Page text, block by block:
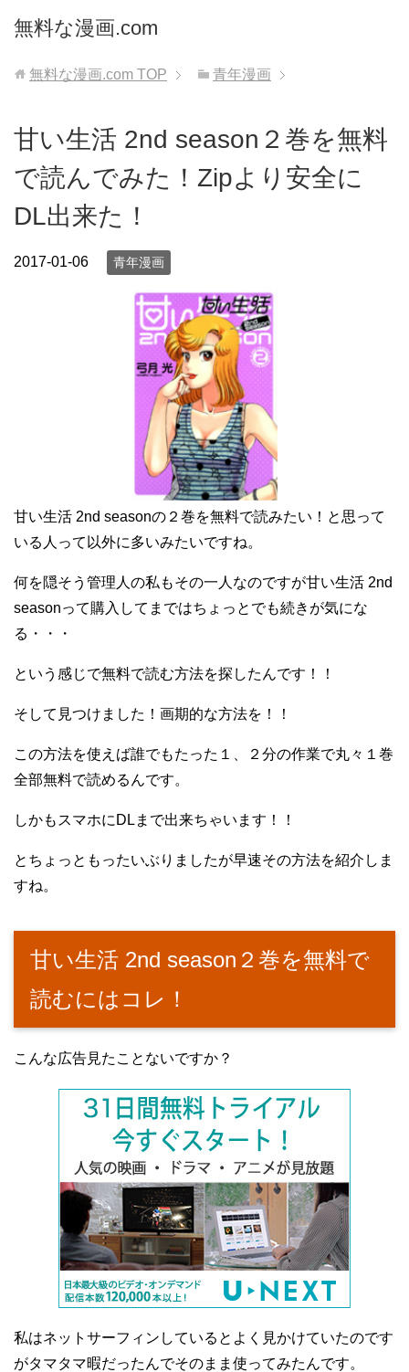
無料な漫画.com
無料な漫画.com TOP 青年漫画
甘い生活 2nd season２巻を無料
で読んでみた！Zipより安全に
DL出来た！
2017-01-06 青年漫画
甘い生活 2nd seasonの２巻を無料で読みたい！と思って
いる人って以外に多いみたいですね。
何を隠そう管理人の私もその一人なのですが甘い生活 2nd
seasonって購入してまではちょっとでも続きが気にな
る・・・
という感じで無料で読む方法を探したんです！！
そして見つけました！画期的な方法を！！
この方法を使えば誰でもたった１、２分の作業で丸々１巻
全部無料で読めるんです。
しかもスマホにDLまで出来ちゃいます！！
とちょっともったいぶりましたが早速その方法を紹介しま
すね。
甘い生活 2nd season２巻を無料で
読むにはコレ！
こんな広告見たことないですか？
私はネットサーフィンしているとよく見かけていたのです
がタマタマ暇だったんでそのまま使ってみたんです。